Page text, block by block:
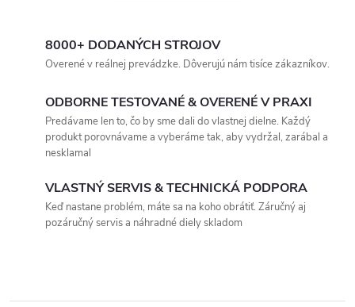
8000+ DODANÝCH STROJOV
Overené v reálnej prevádzke. Dôverujú nám tisíce zákazníkov.
ODBORNE TESTOVANÉ & OVERENÉ V PRAXI
Predávame len to, čo by sme dali do vlastnej dielne. Každý
produkt porovnávame a vyberáme tak, aby vydržal, zarábal a
nesklamal
VLASTNÝ SERVIS & TECHNICKÁ PODPORA
Keď nastane problém, máte sa na koho obrátiť. Záručný aj
pozáručný servis a náhradné diely skladom